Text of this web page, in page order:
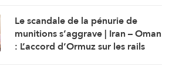
Le scandale de la pénurie de
munitions s’aggrave | Iran – Oman
: L’accord d’Ormuz sur les rails